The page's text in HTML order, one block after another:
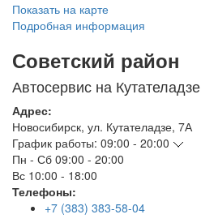
Показать на карте
Подробная информация
Советский район
Автосервис на Кутателадзе
Адрес:
Новосибирск, ул. Кутателадзе, 7А
График работы: 09:00 - 20:00
Пн - Сб 09:00 - 20:00
Вс 10:00 - 18:00
Телефоны:
+7 (383) 383-58-04